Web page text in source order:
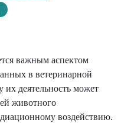
важным аспектом
в ветеринарной
их деятельность может
животного
воздействию.